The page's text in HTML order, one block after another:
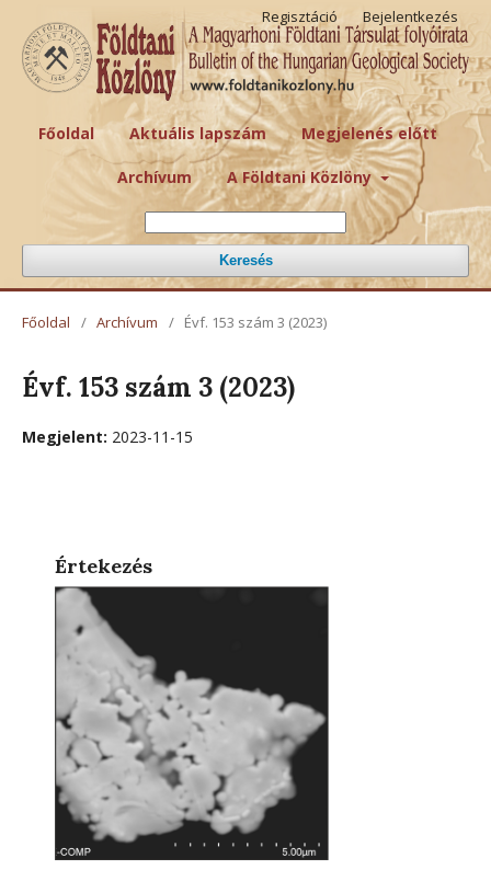
Főoldal Aktuális lapszám Megjelenés előtt
Archívum A Földtani Közlöny
Keresés
Regisztáció Bejelentkezés
Főoldal / Archívum / Évf. 153 szám 3 (2023)
Évf. 153 szám 3 (2023)
Megjelent: 2023-11-15
Értekezés